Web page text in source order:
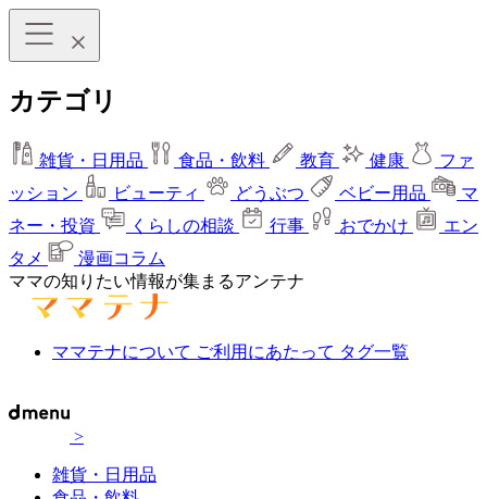
カテゴリ
雑貨・日用品 食品・飲料 教育 健康
ファ
ッション
ビューティ どうぶつ ベビー用品
マ
ネー・投資
くらしの相談 行事 おでかけ
エン
タメ
漫画コラム
ママの知りたい情報が集まるアンテナ
ママテナについて ご利用にあたって タグ一覧
>
雑貨・日用品